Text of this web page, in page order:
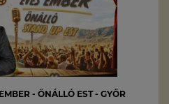
- ÖNÁLLÓ EST - GYŐR